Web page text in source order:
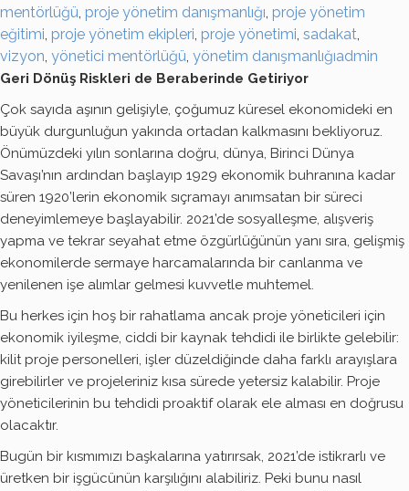
mentörlüğü, proje yönetim danışmanlığı, proje yönetim
eğitimi, proje yönetim ekipleri, proje yönetimi, sadakat,
vizyon, yönetici mentörlüğü, yönetim danışmanlığıadmin
Geri Dönüş Riskleri de Beraberinde Getiriyor
Çok sayıda aşının gelişiyle, çoğumuz küresel ekonomideki en
büyük durgunluğun yakında ortadan kalkmasını bekliyoruz.
Önümüzdeki yılın sonlarına doğru, dünya, Birinci Dünya
Savaşı’nın ardından başlayıp 1929 ekonomik buhranına kadar
süren 1920’lerin ekonomik sıçramayı anımsatan bir süreci
deneyimlemeye başlayabilir. 2021’de sosyalleşme, alışveriş
yapma ve tekrar seyahat etme özgürlüğünün yanı sıra, gelişmiş
ekonomilerde sermaye harcamalarında bir canlanma ve
yenilenen işe alımlar gelmesi kuvvetle muhtemel.
Bu herkes için hoş bir rahatlama ancak proje yöneticileri için
ekonomik iyileşme, ciddi bir kaynak tehdidi ile birlikte gelebilir:
kilit proje personelleri, işler düzeldiğinde daha farklı arayışlara
girebilirler ve projeleriniz kısa sürede yetersiz kalabilir. Proje
yöneticilerinin bu tehdidi proaktif olarak ele alması en doğrusu
olacaktır.
Bugün bir kısmımızı başkalarına yatırırsak, 2021’de istikrarlı ve
üretken bir işgücünün karşılığını alabiliriz. Peki bunu nasıl